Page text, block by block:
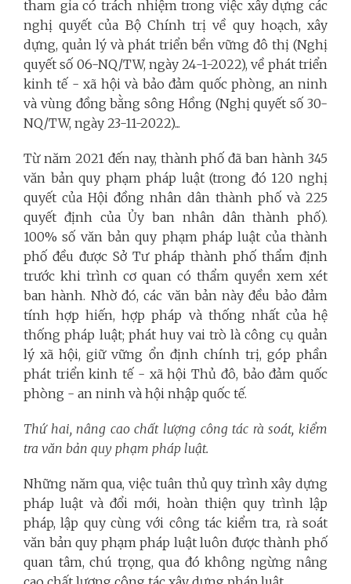
tham gia có trách nhiệm trong việc xây dựng các
nghị quyết của Bộ Chính trị về quy hoạch, xây
dựng, quản lý và phát triển bền vững đô thị (Nghị
quyết số 06-NQ/TW, ngày 24-1-2022), về phát triển
kinh tế - xã hội và bảo đảm quốc phòng, an ninh
và vùng đồng bằng sông Hồng (Nghị quyết số 30-
NQ/TW, ngày 23-11-2022)...
Từ năm 2021 đến nay, thành phố đã ban hành 345
văn bản quy phạm pháp luật (trong đó 120 nghị
quyết của Hội đồng nhân dân thành phố và 225
quyết định của Ủy ban nhân dân thành phố).
100% số văn bản quy phạm pháp luật của thành
phố đều được Sở Tư pháp thành phố thẩm định
trước khi trình cơ quan có thẩm quyền xem xét
ban hành. Nhờ đó, các văn bản này đều bảo đảm
tính hợp hiến, hợp pháp và thống nhất của hệ
thống pháp luật; phát huy vai trò là công cụ quản
lý xã hội, giữ vững ổn định chính trị, góp phần
phát triển kinh tế - xã hội Thủ đô, bảo đảm quốc
phòng - an ninh và hội nhập quốc tế.
Thứ hai, nâng cao chất lượng công tác rà soát, kiểm
tra văn bản quy phạm pháp luật.
Những năm qua, việc tuân thủ quy trình xây dựng
pháp luật và đổi mới, hoàn thiện quy trình lập
pháp, lập quy cùng với công tác kiểm tra, rà soát
văn bản quy phạm pháp luật luôn được thành phố
quan tâm, chú trọng, qua đó không ngừng nâng